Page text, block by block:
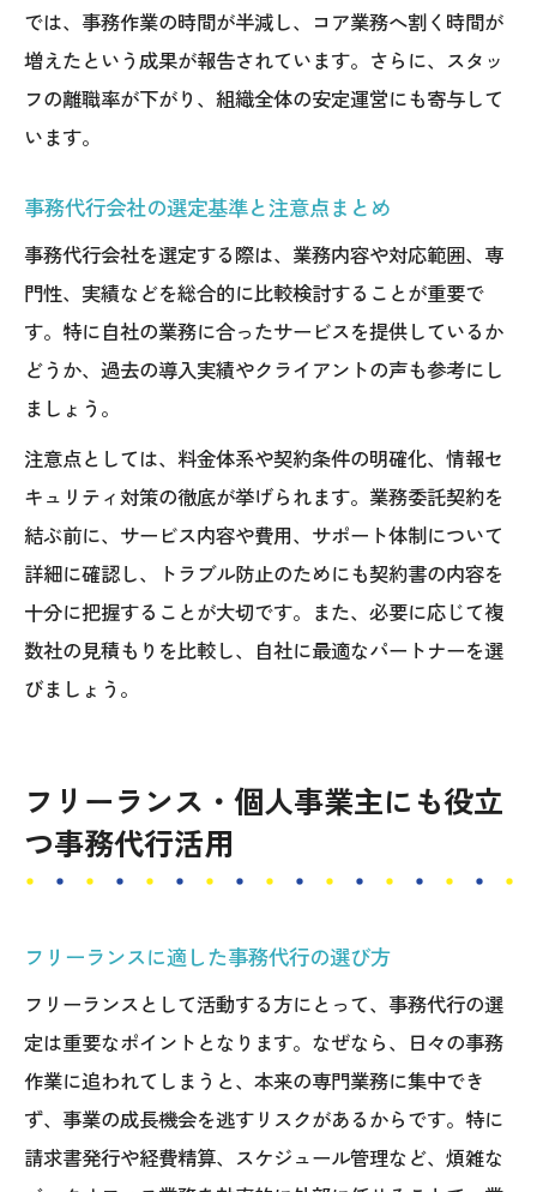
では、事務作業の時間が半減し、コア業務へ割く時間が
増えたという成果が報告されています。さらに、スタッ
フの離職率が下がり、組織全体の安定運営にも寄与して
います。
事務代行会社の選定基準と注意点まとめ
事務代行会社を選定する際は、業務内容や対応範囲、専
門性、実績などを総合的に比較検討することが重要で
す。特に自社の業務に合ったサービスを提供しているか
どうか、過去の導入実績やクライアントの声も参考にし
ましょう。
注意点としては、料金体系や契約条件の明確化、情報セ
キュリティ対策の徹底が挙げられます。業務委託契約を
結ぶ前に、サービス内容や費用、サポート体制について
詳細に確認し、トラブル防止のためにも契約書の内容を
十分に把握することが大切です。また、必要に応じて複
数社の見積もりを比較し、自社に最適なパートナーを選
びましょう。
フリーランス・個人事業主にも役立
つ事務代行活用
フリーランスに適した事務代行の選び方
フリーランスとして活動する方にとって、事務代行の選
定は重要なポイントとなります。なぜなら、日々の事務
作業に追われてしまうと、本来の専門業務に集中でき
ず、事業の成長機会を逃すリスクがあるからです。特に
請求書発行や経費精算、スケジュール管理など、煩雑な